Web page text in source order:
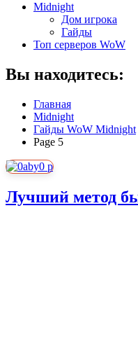
Midnight
Дом игрока
Гайды
Топ серверов WoW
Вы находитесь:
Главная
Midnight
Гайды WoW Midnight
Page 5
Лучший метод